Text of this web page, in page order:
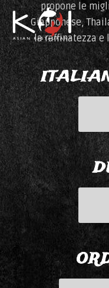
propone le
Giapponese,
la raffinatezza e